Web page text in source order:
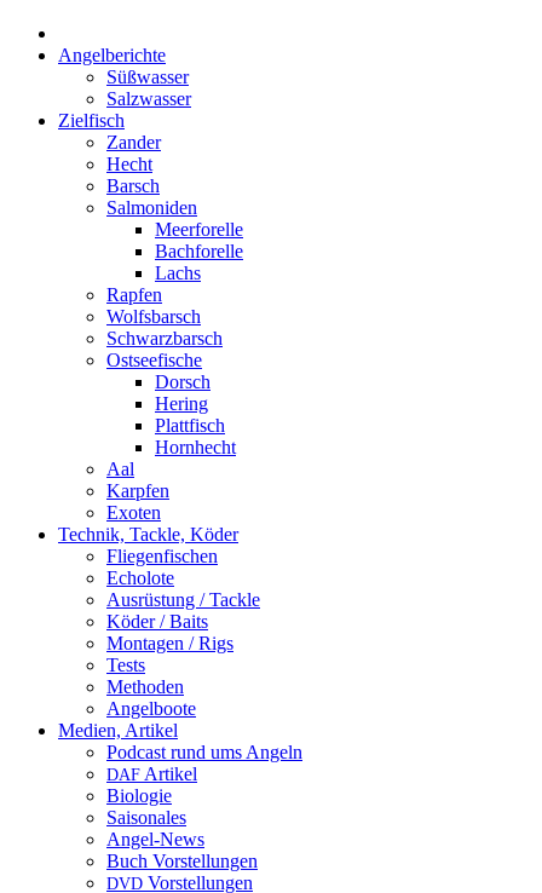
Angelberichte
Süßwasser
Salzwasser
Zielfisch
Zander
Hecht
Barsch
Salmoniden
Meerforelle
Bachforelle
Lachs
Rapfen
Wolfsbarsch
Schwarzbarsch
Ostseefische
Dorsch
Hering
Plattfisch
Hornhecht
Aal
Karpfen
Exoten
Technik, Tackle, Köder
Fliegenfischen
Echolote
Ausrüstung / Tackle
Köder / Baits
Montagen / Rigs
Tests
Methoden
Angelboote
Medien, Artikel
Podcast rund ums Angeln
DAF Artikel
Biologie
Saisonales
Angel-News
Buch Vorstellungen
DVD Vorstellungen